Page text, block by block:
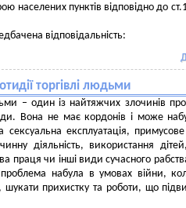
населених пунктів відповідно до
відповідальність:
торгівлі людьми
– один із найтяжчих злочинів
Вона не має кордонів і може
сексуальна експлуатація,
діяльність, використання
праця чи інші види сучасного
проблема набула в умовах війни,
прихистку та роботи, що